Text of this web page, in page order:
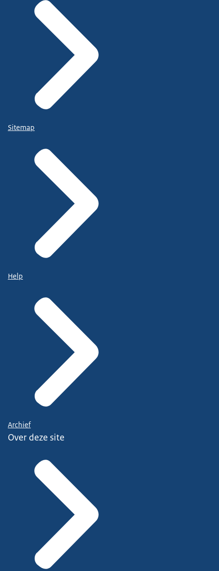
Sitemap
Help
Archief
Over deze site